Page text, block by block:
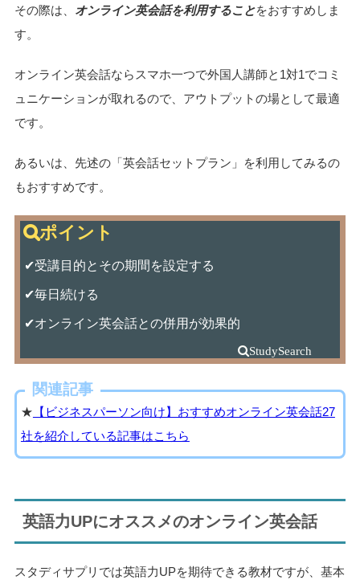
その際は、 オンライン英会話を利用することをおすすめしま
す。
オンライン英会話ならスマホ一つで外国人講師と1対1でコミ
ュニケーションが取れるので、アウトプットの場として最適
です。
あるいは、先述の「英会話セットプラン」を利用してみるの
もおすすめです。
✔受講目的とその期間を設定する
✔毎日続ける
✔オンライン英会話との併用が効果的
関連記事
★ 【ビジネスパーソン向け】おすすめオンライン英会話27
社を紹介している記事はこちら
英語力UPにオススメのオンライン英会話
スタディサプリでは英語力UPを期待できる教材ですが、基本